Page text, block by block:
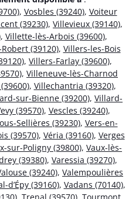
, Vosbles (39240), Voiteur
(39230), Villevieux (39140),
, Villette-lès-Arbois (39600),
(39120), Villers-les-Bois
, Villers-Farlay (39600),
, Villeneuve-lès-Charnod
, Villechantria (39320),
sur-Bienne (39200), Villard-
(39570), Vescles (39240),
Sellières (39230), Vers-en-
(39570), Véria (39160), Verges
sur-Poligny (39800), Vaux-lès-
(39380), Varessia (39270),
(39240), Valempoulières
d’Épy (39160), Vadans (70140),